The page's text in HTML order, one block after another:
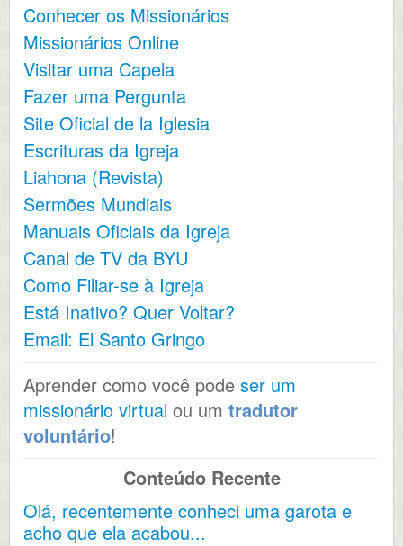
Conhecer os Missionários
Missionários Online
Visitar uma Capela
Fazer uma Pergunta
Site Oficial de la Iglesia
Escrituras da Igreja
Liahona (Revista)
Sermões Mundiais
Manuais Oficiais da Igreja
Canal de TV da BYU
Como Filiar-se à Igreja
Está Inativo? Quer Voltar?
Email: El Santo Gringo
Aprender como você pode ser um
missionário virtual ou um tradutor
voluntário!
Conteúdo Recente
Olá, recentemente conheci uma garota e
acho que ela acabou...